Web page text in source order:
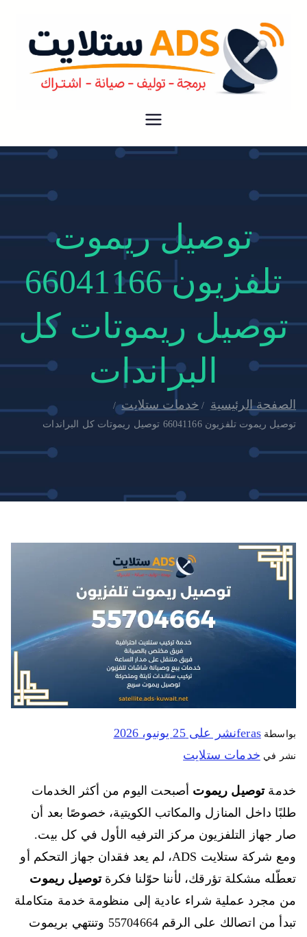
ستلايت ADS
افضل خدمة فني ستلايت رسيفر في
انواع دش الستلايت و الرسيفر بارخص
توصيل ريموت
تلفزيون 66041166
توصيل ريموتات كل
البراندات
الصفحة الرئيسية خدمات ستلايت
توصيل ريموت تلفزيون 66041166 توصيل ريموتات كل البراندات
بواسطةferasنشر على25 يونيو، 2026
نشر في خدمات ستلايت
خدمةتوصيل ريموت أصبحت اليوم من أكثر الخدمات
طلبًا داخل المنازل والمكاتب الكويتية، خصوصًا بعد أن
صار جهاز التلفزيون مركز الترفيه الأول في كل بيت.
ومع شركة ستلايت ADS، لم يعد فقدان جهاز التحكم أو
تعطّله مشكلة تؤرقك، لأننا حوّلنا فكرةتوصيل ريموت
من مجرد عملية شراء عادية إلى منظومة خدمة متكاملة
تبدأ من اتصالك على الرقم 55704664 وتنتهي بريموت